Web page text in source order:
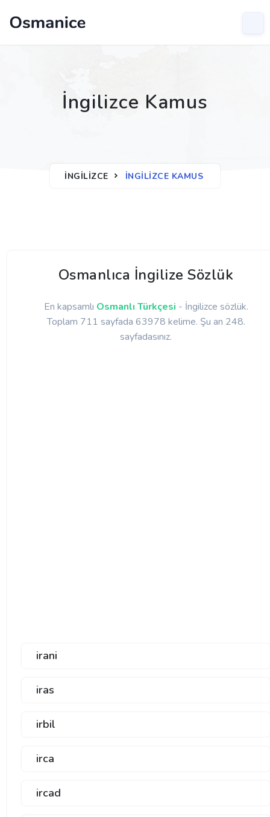
İngilizce Kamus
İNGILIZCE İNGILIZCE KAMUS
Osmanlıca İngilize Sözlük
En kapsamlı Osmanlı Türkçesi - İngilizce sözlük.
Toplam 711 sayfada 63978 kelime. Şu an 248.
sayfadasınız.
irani
iras
irbil
irca
ircad